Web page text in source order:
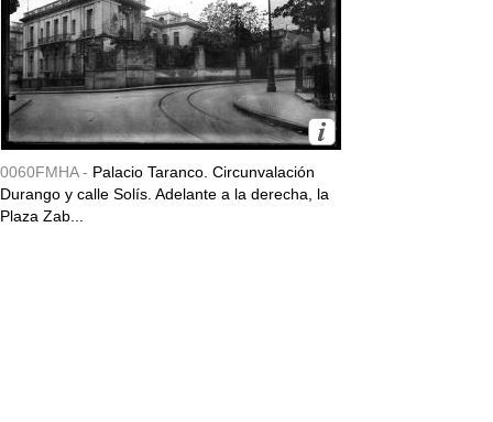
0060FMHA - Palacio Taranco. Circunvalación
Durango y calle Solís. Adelante a la derecha, la
Plaza Zab...